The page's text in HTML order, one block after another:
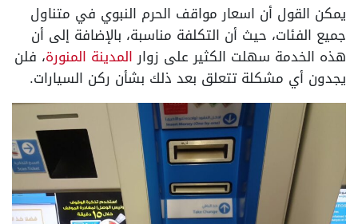
يمكن القول أن اسعار مواقف الحرم النبوي في متناول
جميع الفئات، حيث أن التكلفة مناسبة، بالإضافة إلى أن
هذه الخدمة سهلت الكثير على زوارالمدينة المنورة، فلن
يجدون أي مشكلة تتعلق بعد ذلك بشأن ركن السيارات.